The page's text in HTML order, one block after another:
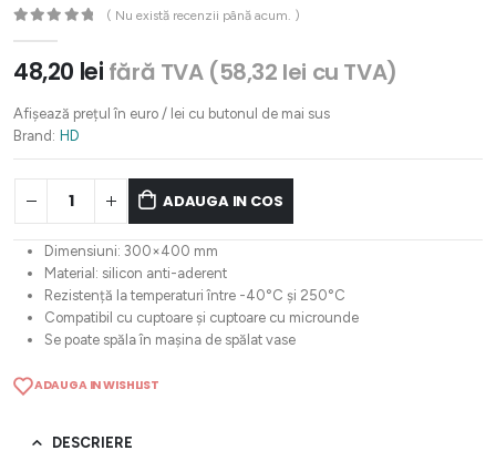
( Nu există recenzii până acum. )
48,20 lei fără TVA (58,32 lei cu TVA)
Afișează prețul în euro / lei cu butonul de mai sus
Brand: HD
ADAUGA IN COS
Dimensiuni: 300×400 mm
Material: silicon anti-aderent
Rezistență la temperaturi între -40°C și 250°C
Compatibil cu cuptoare și cuptoare cu microunde
Se poate spăla în mașina de spălat vase
ADAUGA IN WISHLIST
DESCRIERE